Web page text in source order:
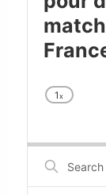
1x
Search
Episodes